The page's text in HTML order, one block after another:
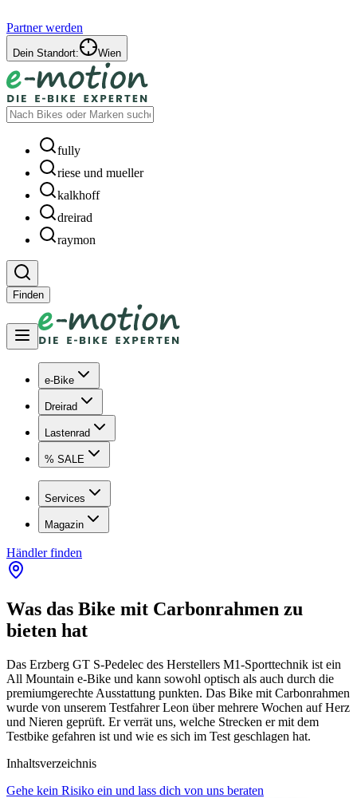
Partner werden
Dein Standort: Wien
fully
riese und mueller
kalkhoff
dreirad
raymon
Finden
e-Bike
Dreirad
Lastenrad
% SALE
Services
Magazin
Händler finden
Was das Bike mit Carbonrahmen zu
bieten hat
Das Erzberg GT S-Pedelec des Herstellers M1-Sporttechnik ist ein
All Mountain e-Bike und kann sowohl optisch als auch durch die
premiumgerechte Ausstattung punkten. Das Bike mit Carbonrahmen
wurde von unserem Testfahrer Leon über mehrere Wochen auf Herz
und Nieren geprüft. Er verrät uns, welche Strecken er mit dem
Testbike gefahren ist und wie es sich im Test geschlagen hat.
Inhaltsverzeichnis
Gehe kein Risiko ein und lass dich von uns beraten